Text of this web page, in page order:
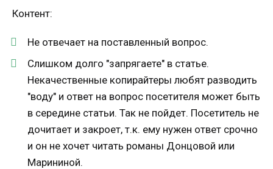
Контент:
Не отвечает на поставленный вопрос.
Слишком долго "запрягаете" в статье.
Некачественные копирайтеры любят разводить
"воду" и ответ на вопрос посетителя может быть
в середине статьи. Так не пойдет. Посетитель не
дочитает и закроет, т.к. ему нужен ответ срочно
и он не хочет читать романы Донцовой или
Марининой.